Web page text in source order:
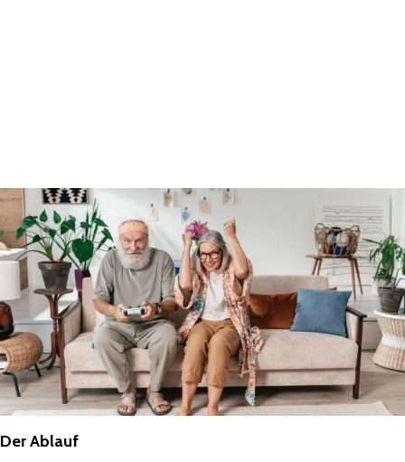
Der Ablauf